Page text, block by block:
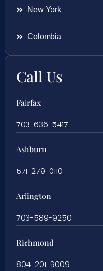
New York
Colombia
Call Us
Fairfax
703-636-5417
Ashburn
571-279-0110
Arlington
703-589-9250
Richmond
804-201-9009